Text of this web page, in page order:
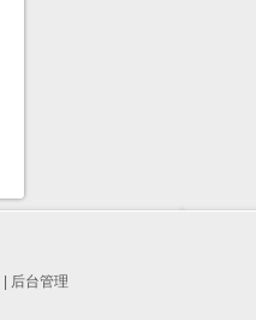
后台管理